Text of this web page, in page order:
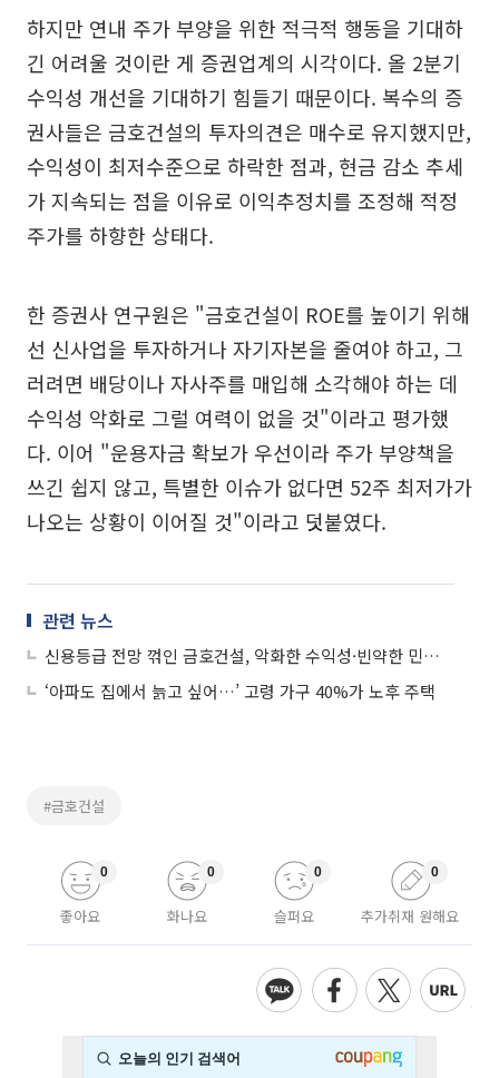
하지만 연내 주가 부양을 위한 적극적 행동을 기대하
긴 어려울 것이란 게 증권업계의 시각이다. 올 2분기
수익성 개선을 기대하기 힘들기 때문이다. 복수의 증
권사들은 금호건설의 투자의견은 매수로 유지했지만,
수익성이 최저수준으로 하락한 점과, 현금 감소 추세
가 지속되는 점을 이유로 이익추정치를 조정해 적정
주가를 하향한 상태다.
한 증권사 연구원은 "금호건설이 ROE를 높이기 위해
선 신사업을 투자하거나 자기자본을 줄여야 하고, 그
러려면 배당이나 자사주를 매입해 소각해야 하는 데
수익성 악화로 그럴 여력이 없을 것"이라고 평가했
다. 이어 "운용자금 확보가 우선이라 주가 부양책을
쓰긴 쉽지 않고, 특별한 이슈가 없다면 52주 최저가가
나오는 상황이 이어질 것"이라고 덧붙였다.
관련 뉴스
신용등급 전망 꺾인 금호건설, 악화한 수익성·빈약한 민간 경쟁력 어쩌나
‘아파도 집에서 늙고 싶어…’ 고령 가구 40%가 노후 주택
#금호건설
좋아요
0
화나요
0
슬퍼요
0
추가취재 원해요
0